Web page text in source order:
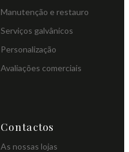
Manutenção e restauro
Serviços galvânicos
Personalização
Avaliações comerciais
Contactos
As nossas lojas